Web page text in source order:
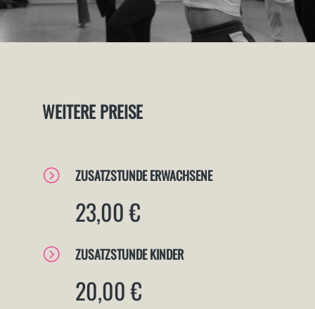
WEITERE PREISE
= ZUSATZSTUNDE ERWACHSENE
23,00 €
= ZUSATZSTUNDE KINDER
20,00 €